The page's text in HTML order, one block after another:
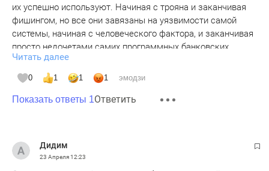
их успешно используют. Начиная с трояна и заканчивая
фишингом, но все они завязаны на уязвимости самой
системы, начиная с человеческого фактора, и заканчивая
просто недочетами самих программных банковских
продуктов. Но теперь ситуация поменялась. Квантовые
компьютеры совместно с ИИ взламывают сами коды и от
них нет защиты. Об этом много писали и предупреждали.
И вот это начало сбываться. Квантовые компьютеры
коды. Проще, если вы пишите пароль, шифруя его
последовательностью из 4 знаков, то перебирая,
Читать далее
0 1 1 1 эмодзи
Показать ответы 1Ответить
Дидим
23 Апреля12:23